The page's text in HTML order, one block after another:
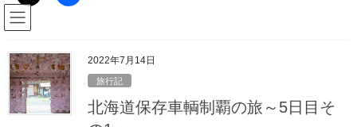
コ
ン
ン
ツ
へ
ス
ナ
ビ
ー
シ
ョ
ン
HOME Blog 旅行記 年末年始の取材旅行～3日目その1
2022年7月14日
旅行記
北海道保存車輌制覇の旅～5日目そ